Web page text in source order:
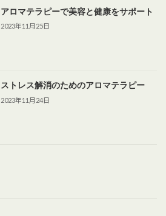
アロマテラピーで美容と健康をサポート
2023年11月25日
ストレス解消のためのアロマテラピー
2023年11月24日